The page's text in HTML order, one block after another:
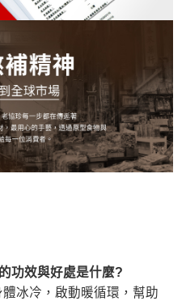
功效與好處是什麼?
冰冷，啟動暖循環，幫助